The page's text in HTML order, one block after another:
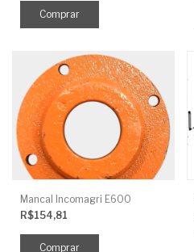
Mancal Incomagri E600
R$154,81